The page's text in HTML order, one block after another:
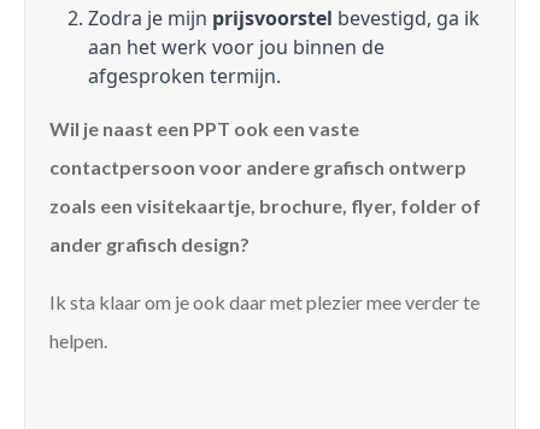
Zodra je mijn prijsvoorstel bevestigd, ga ik
aan het werk voor jou binnen de
afgesproken termijn.
Wil je naast een PPT ook een vaste
contactpersoon voor andere grafisch ontwerp
zoals een visitekaartje, brochure, flyer, folder of
ander grafisch design?
Ik sta klaar om je ook daar met plezier mee verder te
helpen.